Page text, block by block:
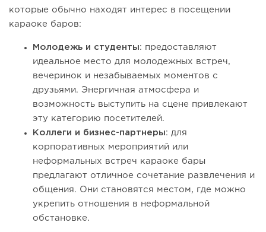
которые обычно находят интерес в посещении
караоке баров:
Молодежь и студенты: предоставляют
идеальное место для молодежных встреч,
вечеринок и незабываемых моментов с
друзьями. Энергичная атмосфера и
возможность выступить на сцене привлекают
эту категорию посетителей.
Коллеги и бизнес-партнеры: для
корпоративных мероприятий или
неформальных встреч караоке бары
предлагают отличное сочетание развлечения и
общения. Они становятся местом, где можно
укрепить отношения в неформальной
обстановке.